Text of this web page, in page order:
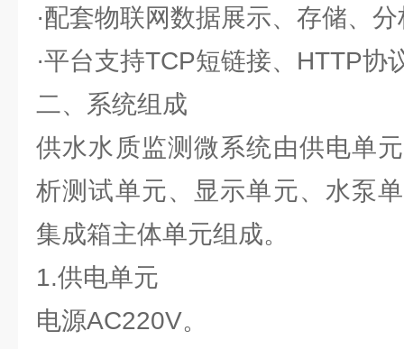
·配套物联网数据展示、存储、
·平台支持TCP短链接、HTTP协
二、系统组成
供水水质监测微系统由供电单
析测试单元、显示单元、水泵
集成箱主体单元组成。
1.供电单元
电源AC220V。